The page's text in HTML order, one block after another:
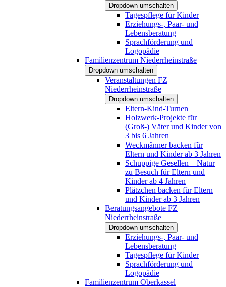
Dropdown umschalten
Tagespflege für Kinder
Erziehungs-, Paar- und
Lebensberatung
Sprachförderung und
Logopädie
Familienzentrum Niederrheinstraße
Dropdown umschalten
Veranstaltungen FZ
Niederrheinstraße
Dropdown umschalten
Eltern-Kind-Turnen
Holzwerk-Projekte für
(Groß-) Väter und Kinder von
3 bis 6 Jahren
Weckmänner backen für
Eltern und Kinder ab 3 Jahren
Schuppige Gesellen – Natur
zu Besuch für Eltern und
Kinder ab 4 Jahren
Plätzchen backen für Eltern
und Kinder ab 3 Jahren
Beratungsangebote FZ
Niederrheinstraße
Dropdown umschalten
Erziehungs-, Paar- und
Lebensberatung
Tagespflege für Kinder
Sprachförderung und
Logopädie
Familienzentrum Oberkassel